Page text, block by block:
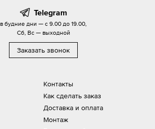
Контакты
Как сделать заказ
Доставка и оплата
Монтаж
Telegram
в будние дни — с 9.00 до 19.00,
Сб, Вс — выходной
Заказать звонок